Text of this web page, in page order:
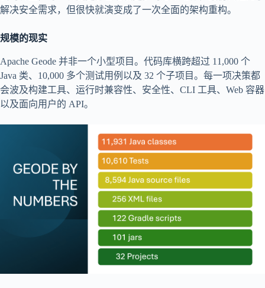
解决安全需求，但很快就演变成了一次全面的架构重构。
规模的现实
Apache Geode 并非一个小型项目。代码库横跨超过 11,000 个
Java 类、10,000 多个测试用例以及 32 个子项目。每一项决策都
会波及构建工具、运行时兼容性、安全性、CLI 工具、Web 容器
以及面向用户的 API。